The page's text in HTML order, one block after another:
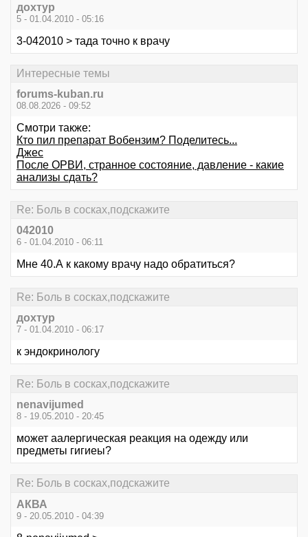
дохтур
5 - 01.04.2010 - 05:16
3-042010 > тада точно к врачу
Интересные темы
forums-kuban.ru
08.08.2026 - 09:52
Смотри также:
Кто пил препарат Вобензим? Поделитесь...
Джес
После ОРВИ, странное состояние, давление - какие
анализы сдать?
Re: Боль в сосках,подскажите
042010
6 - 01.04.2010 - 06:11
Мне 40.А к какому врачу надо обратиться?
Re: Боль в сосках,подскажите
дохтур
7 - 01.04.2010 - 06:17
к эндокринологу
Re: Боль в сосках,подскажите
nenavijumed
8 - 19.05.2010 - 20:45
может аалергическая реакция на одежду или
предметы гигиеы?
Re: Боль в сосках,подскажите
АКВА
9 - 20.05.2010 - 04:39